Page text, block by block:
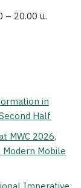
– 20.00 น.
in
Half
MWC 2026,
Mobile